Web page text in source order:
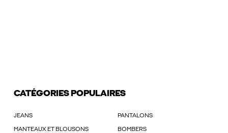
CATÉGORIES POPULAIRES
JEANS PANTALONS
MANTEAUX ET BLOUSONS BOMBERS